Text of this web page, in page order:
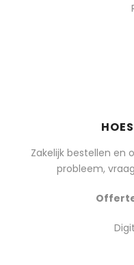
Zakelijk bestellen en
probleem,